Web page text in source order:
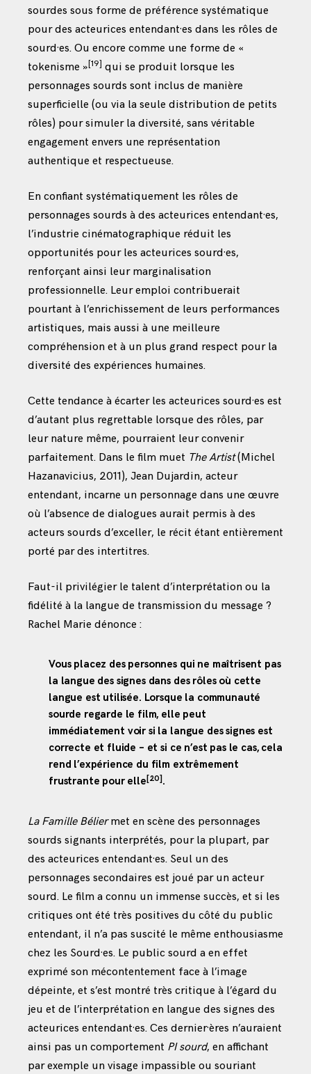
sourdes sous forme de préférence systématique
pour des acteurices entendant·es dans les rôles de
sourd·es. Ou encore comme une forme de «
tokenisme » [19] qui se produit lorsque les
personnages sourds sont inclus de manière
superficielle (ou via la seule distribution de petits
rôles) pour simuler la diversité, sans véritable
engagement envers une représentation
authentique et respectueuse.
En confiant systématiquement les rôles de
personnages sourds à des acteurices entendant·es,
l’industrie cinématographique réduit les
opportunités pour les acteurices sourd·es,
renforçant ainsi leur marginalisation
professionnelle. Leur emploi contribuerait
pourtant à l’enrichissement de leurs performances
artistiques, mais aussi à une meilleure
compréhension et à un plus grand respect pour la
diversité des expériences humaines.
Cette tendance à écarter les acteurices sourd·es est
d’autant plus regrettable lorsque des rôles, par
leur nature même, pourraient leur convenir
parfaitement. Dans le film muet The Artist(Michel
Hazanavicius, 2011), Jean Dujardin, acteur
entendant, incarne un personnage dans une œuvre
où l’absence de dialogues aurait permis à des
acteurs sourds d’exceller, le récit étant entièrement
porté par des intertitres.
Faut-il privilégier le talent d’interprétation ou la
fidélité à la langue de transmission du message ?
Rachel Marie dénonce :
Vous placez des personnes qui ne maîtrisent pas
la langue des signes dans des rôles où cette
langue est utilisée. Lorsque la communauté
sourde regarde le film, elle peut
immédiatement voir si la langue des signes est
correcte et fluide – et si ce n’est pas le cas, cela
rend l’expérience du film extrêmement
frustrante pour elle [20] .
La Famille Béliermet en scène des personnages
sourds signants interprétés, pour la plupart, par
des acteurices entendant·es. Seul un des
personnages secondaires est joué par un acteur
sourd. Le film a connu un immense succès, et si les
critiques ont été très positives du côté du public
entendant, il n’a pas suscité le même enthousiasme
chez les Sourd·es. Le public sourd a en effet
exprimé son mécontentement face à l’image
dépeinte, et s’est montré très critique à l’égard du
jeu et de l’interprétation en langue des signes des
acteurices entendant·es. Ces dernier·ères n’auraient
ainsi pas un comportement PI sourd, en affichant
par exemple un visage impassible ou souriant